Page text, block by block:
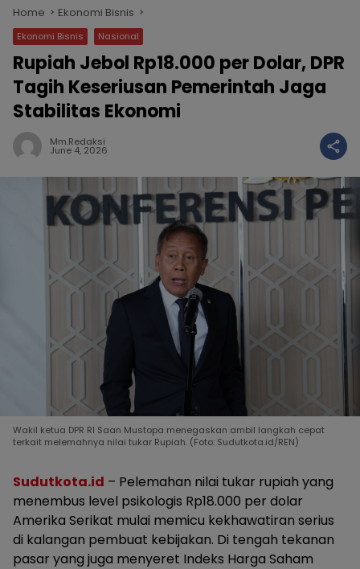
Home Ekonomi Bisnis
Ekonomi Bisnis Nasional
Rupiah Jebol Rp18.000 per Dolar, DPR
Tagih Keseriusan Pemerintah Jaga
Stabilitas Ekonomi
Mm.redaksi
June 4, 2026
Wakil ketua DPR RI Saan Mustopa menegaskan ambil langkah cepat
terkait melemahnya nilai tukar Rupiah. (Foto: Sudutkota.id/REN)
Sudutkota.id – Pelemahan nilai tukar rupiah yang
menembus level psikologis Rp18.000 per dolar
Amerika Serikat mulai memicu kekhawatiran serius
di kalangan pembuat kebijakan. Di tengah tekanan
pasar yang juga menyeret Indeks Harga Saham